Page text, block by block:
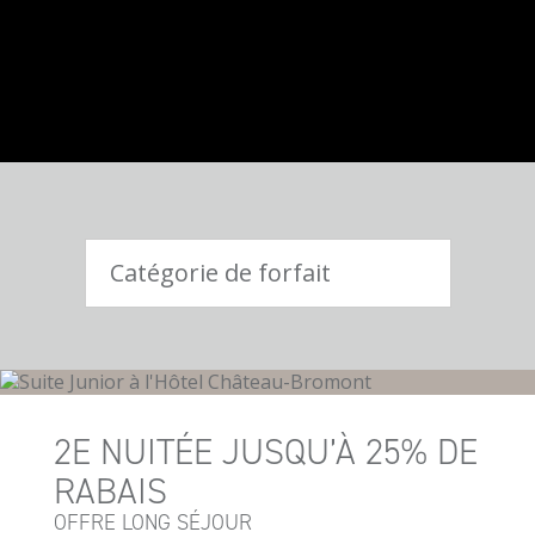
2E NUITÉE JUSQU’À 25% DE
RABAIS
OFFRE LONG SÉJOUR